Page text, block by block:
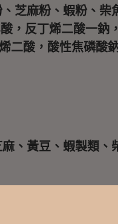
芝麻粉、蝦粉、
，反丁烯二酸一
二酸，酸性焦磷酸
、黃豆、蝦製類、